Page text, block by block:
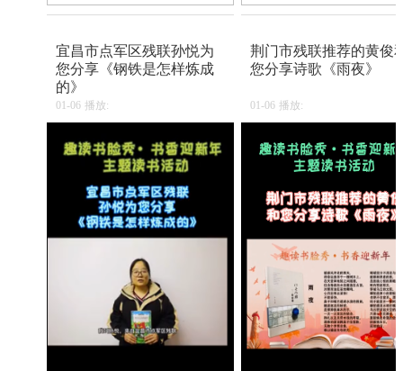
宜昌市点军区残联孙悦为
您分享《钢铁是怎样炼成
的》
01-06 播放:
荆门市残联推荐的黄俊
您分享诗歌《雨夜》
01-06 播放: